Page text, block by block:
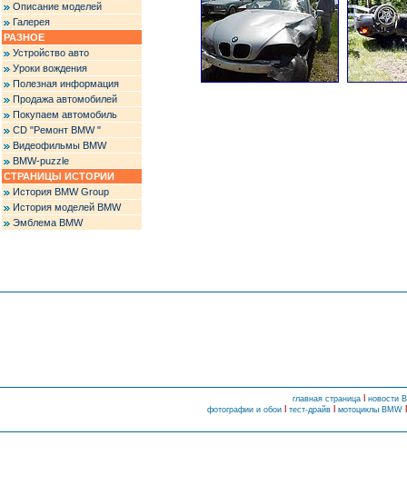
Описание моделей
Галерея
РАЗНОЕ
Устройство авто
Уроки вождения
Полезная информация
Продажа автомобилей
Покупаем автомобиль
CD "Ремонт BMW "
Видеофильмы BMW
BMW-puzzle
СТРАНИЦЫ ИСТОРИИ
История BMW Group
История моделей BMW
Эмблема BMW
главная страница l новости
фотографии и обои l тест-драйвl мотоциклы BMW